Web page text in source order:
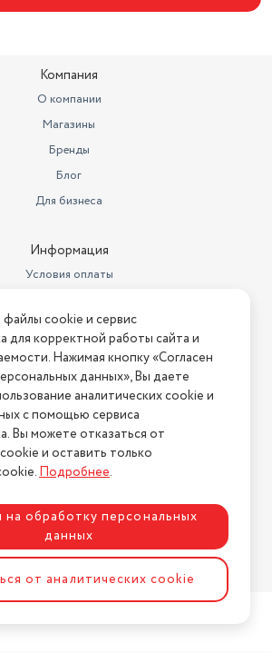
Компания
О компании
Магазины
Бренды
Блог
Для бизнеса
Информация
Условия оплаты
Условия возврата
ошибку на сайте? Напишите нам
магазин "АстМаркет". У нас есть всё!
конфиденциальности
сайтаASTDESIGN
cookie и сервис
для корректной работы сайта и
Нажимая кнопку «Согласен
данных», Вы даете
аналитических cookie и
с помощью сервиса
Вы можете отказаться от
и оставить только
Подробнее.
на обработку персональных
данных
от аналитических cookie